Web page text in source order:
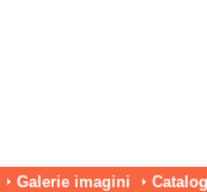
Galerie imagini